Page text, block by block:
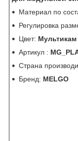
Материал по
Регулировка
Цвет: Мультикам
Артикул :
Страна
Бренд: MELGO